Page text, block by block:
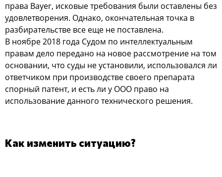
права Bayer, исковые требования были оставлены без
удовлетворения. Однако, окончательная точка в
разбирательстве все еще не поставлена.
В ноябре 2018 года Судом по интеллектуальным
правам дело передано на новое рассмотрение на том
основании, что суды не установили, использовался ли
ответчиком при производстве своего препарата
спорный патент, и есть ли у ООО право на
использование данного технического решения.
Как изменить ситуацию?